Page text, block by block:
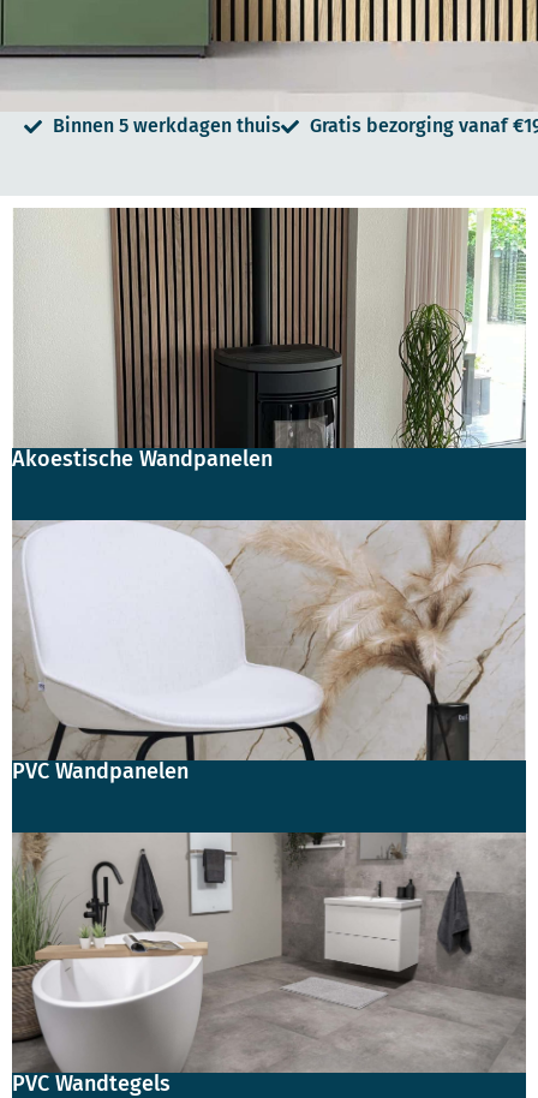
Binnen 5 werkdagen thuis Gratis bezorging vanaf
Akoestische Wandpanelen
PVC Wandpanelen
PVC Wandtegels